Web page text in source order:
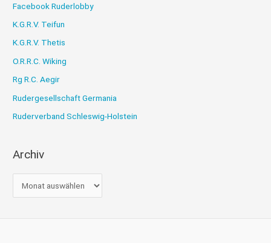
Facebook Ruderlobby
K.G.R.V. Teifun
K.G.R.V. Thetis
O.R.R.C. Wiking
Rg R.C. Aegir
Rudergesellschaft Germania
Ruderverband Schleswig-Holstein
Archiv
r